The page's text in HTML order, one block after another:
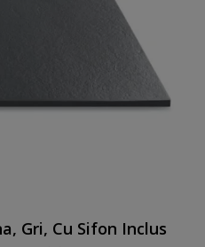
Gri, Cu Sifon Inclus